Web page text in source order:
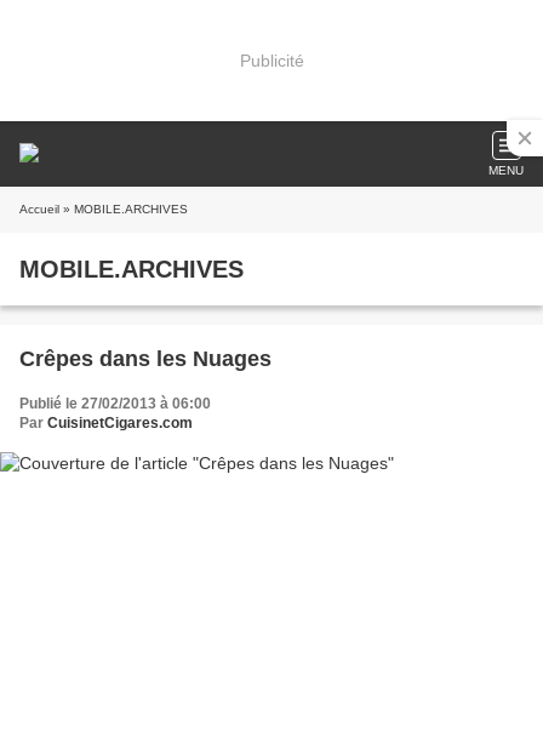
Publicité
MENU
Accueil » MOBILE.ARCHIVES
MOBILE.ARCHIVES
Crêpes dans les Nuages
Publié le 27/02/2013 à 06:00
Par CuisinetCigares.com